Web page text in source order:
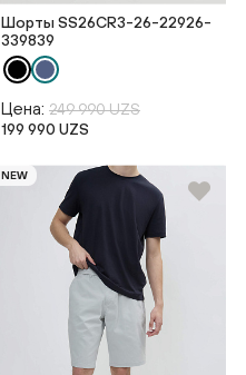
Шорты SS26CR3-26-22926-
339839
Цена: 249 990 UZS
199 990 UZS
NEW